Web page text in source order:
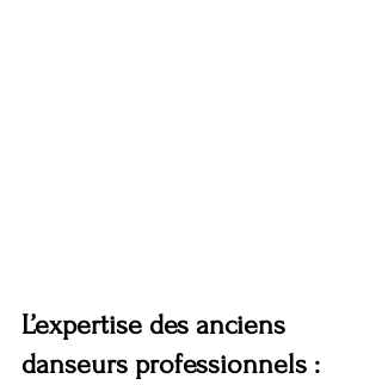
L’expertise des anciens
danseurs professionnels :